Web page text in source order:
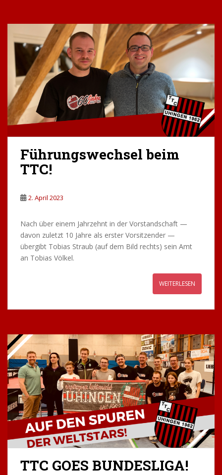
Führungswechsel beim
TTC!
2. April 2023
Nach über einem Jahrzehnt in der Vorstandschaft —
davon zuletzt 10 Jahre als erster Vorsitzender —
übergibt Tobias Straub (auf dem Bild rechts) sein Amt
an Tobias Völkel.
WEITERLESEN
TTC GOES BUNDESLIGA!